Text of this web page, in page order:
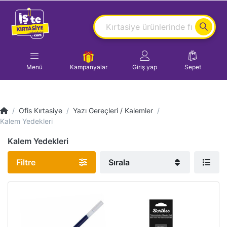
Menü Kampanyalar Giriş yap Sepet
Ofis Kırtasiye
Yazı Gereçleri / Kalemler
Kalem Yedekleri
Kalem Yedekleri
Filtre Sırala